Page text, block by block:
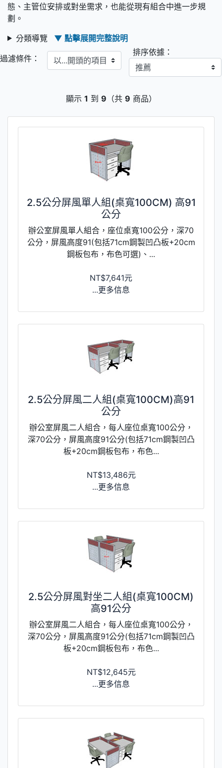
態、主管位安排或對坐需求，也能從現有組合中進一步規
劃。
分類導覽
▼ 點擊展開完整說明
過濾條件： 以...開頭的項目 排序依據：
顯示 1 到 9 （共 9 商品）
2.5公分屏風單人組(桌寬100CM) 高91
公分
辦公室屏風單人組合，座位桌寬100公分，深70
公分，屏風高度91(包括71cm鋼製凹凸板+20cm
鋼板包布，布色可選)、...
NT$7,641元
...更多信息
2.5公分屏風二人組(桌寬100CM)高91
公分
辦公室屏風二人組合，每人座位桌寬100公分，
深70公分，屏風高度91公分(包括71cm鋼製凹凸
板+20cm鋼板包布，布色...
NT$13,486元
...更多信息
2.5公分屏風對坐二人組(桌寬100CM)
高91公分
辦公室屏風二人組合，每人座位桌寬100公分，
深70公分，屏風高度91公分(包括71cm鋼製凹凸
板+20cm鋼板包布，布色...
NT$12,645元
...更多信息